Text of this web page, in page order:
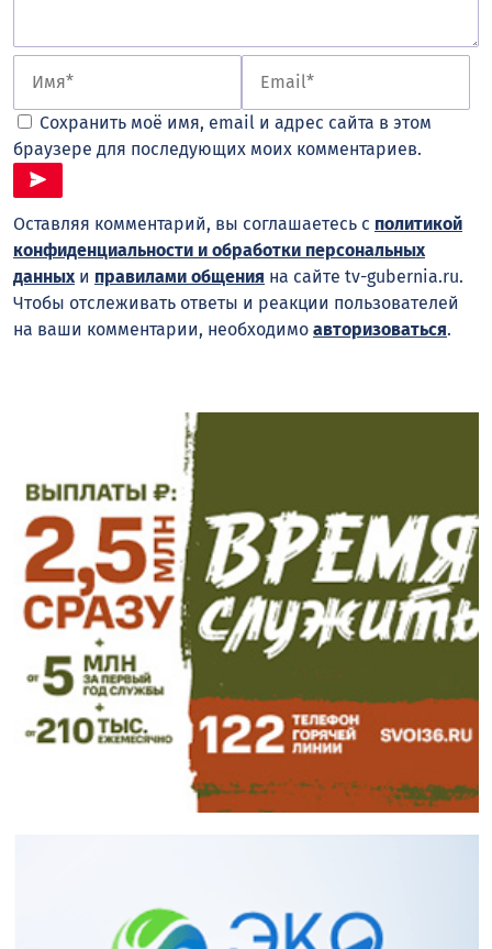
Сохранить моё имя, email и адрес сайта в этом
браузере для последующих моих комментариев.
Оставляя комментарий, вы соглашаетесь с политикой
конфиденциальности и обработки персональных
данныхи правилами общения на сайте tv-gubernia.ru.
Чтобы отслеживать ответы и реакции пользователей
на ваши комментарии, необходимо авторизоваться.